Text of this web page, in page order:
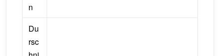
n
Du
rsc